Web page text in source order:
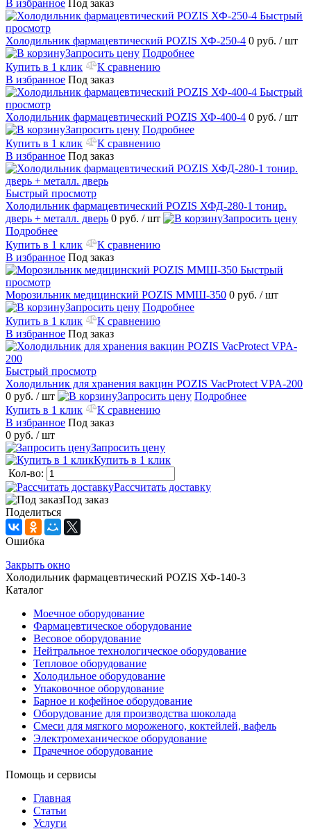
В избранное Под заказ
Быстрый
просмотр
Холодильник фармацевтический POZIS ХФ-250-4 0 руб. / шт
Запросить цену Подробнее
Купить в 1 клик
К сравнению
В избранное Под заказ
Быстрый
просмотр
Холодильник фармацевтический POZIS ХФ-400-4 0 руб. / шт
Запросить цену Подробнее
Купить в 1 клик
К сравнению
В избранное Под заказ
Быстрый просмотр
Холодильник фармацевтический POZIS ХФД-280-1 тонир.
дверь + металл. дверь 0 руб. / шт
Запросить цену
Подробнее
Купить в 1 клик
К сравнению
В избранное Под заказ
Быстрый
просмотр
Морозильник медицинский POZIS ММШ-350 0 руб. / шт
Запросить цену Подробнее
Купить в 1 клик
К сравнению
В избранное Под заказ
Быстрый просмотр
Холодильник для хранения вакцин POZIS VacProtect VPA-200
0 руб. / шт Запросить цену Подробнее
Купить в 1 клик
К сравнению
В избранное Под заказ
0 руб. / шт
Запросить цену
Купить в 1 клик
Кол-во:
Рассчитать доставку
Под заказ
Поделиться
Ошибка
Закрыть окно
Холодильник фармацевтический POZIS ХФ-140-3
Каталог
Моечное оборудование
Фармацевтическое оборудование
Весовое оборудование
Нейтральное технологическое оборудование
Тепловое оборудование
Холодильное оборудование
Упаковочное оборудование
Барное и кофейное оборудование
Оборудование для производства шоколада
Смеси для мягкого мороженого, коктейлей, вафель
Электромеханическое оборудование
Прачечное оборудование
Помощь и сервисы
Главная
Статьи
Услуги